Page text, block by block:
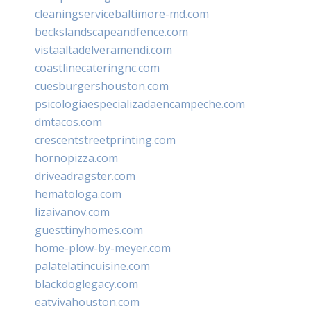
cleaningservicebaltimore-md.com
beckslandscapeandfence.com
vistaaltadelveramendi.com
coastlinecateringnc.com
cuesburgershouston.com
psicologiaespecializadaencampeche.com
dmtacos.com
crescentstreetprinting.com
hornopizza.com
driveadragster.com
hematologa.com
lizaivanov.com
guesttinyhomes.com
home-plow-by-meyer.com
palatelatincuisine.com
blackdoglegacy.com
eatvivahouston.com